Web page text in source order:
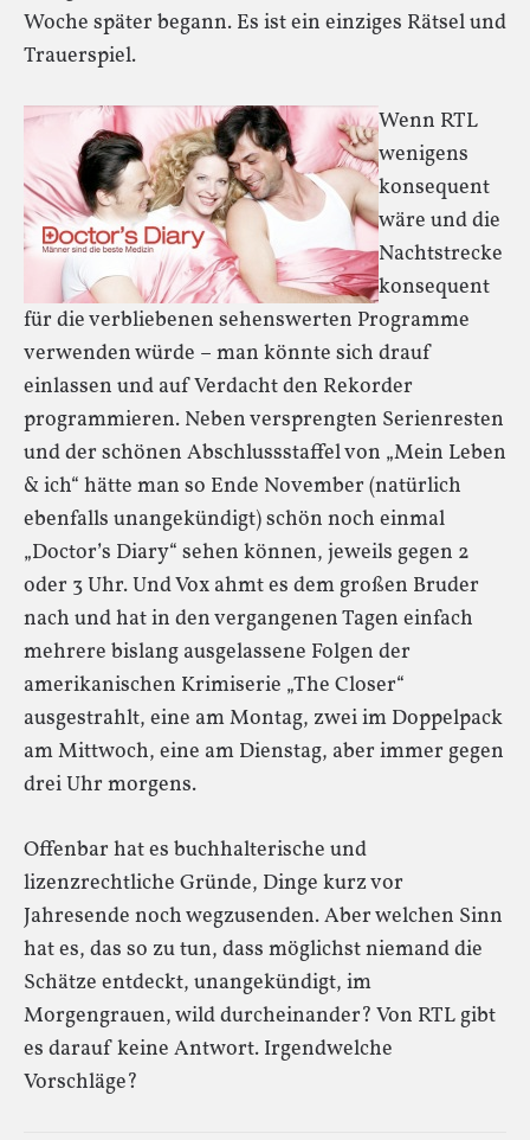
Woche später begann. Es ist ein einziges Rätsel und
Trauerspiel.
Wenn RTL
wenigens
konsequent
wäre und die
Nachtstrecke
konsequent
für die verbliebenen sehenswerten Programme
verwenden würde – man könnte sich drauf
einlassen und auf Verdacht den Rekorder
programmieren. Neben versprengten Serienresten
und der schönen Abschlussstaffel von „Mein Leben
& ich“ hätte man so Ende November (natürlich
ebenfalls unangekündigt) schön noch einmal
„Doctor’s Diary“ sehen können, jeweils gegen 2
oder 3 Uhr. Und Vox ahmt es dem großen Bruder
nach und hat in den vergangenen Tagen einfach
mehrere bislang ausgelassene Folgen der
amerikanischen Krimiserie „The Closer“
ausgestrahlt, eine am Montag, zwei im Doppelpack
am Mittwoch, eine am Dienstag, aber immer gegen
drei Uhr morgens.
Offenbar hat es buchhalterische und
lizenzrechtliche Gründe, Dinge kurz vor
Jahresende noch wegzusenden. Aber welchen Sinn
hat es, das so zu tun, dass möglichst niemand die
Schätze entdeckt, unangekündigt, im
Morgengrauen, wild durcheinander? Von RTL gibt
es darauf keine Antwort. Irgendwelche
Vorschläge?